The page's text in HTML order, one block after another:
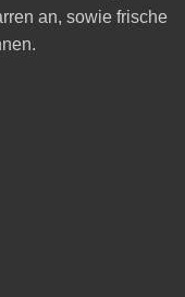
an, sowie frische